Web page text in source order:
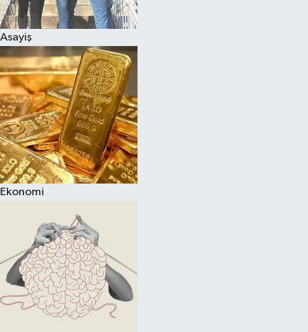
Asayiş
Ekonomi